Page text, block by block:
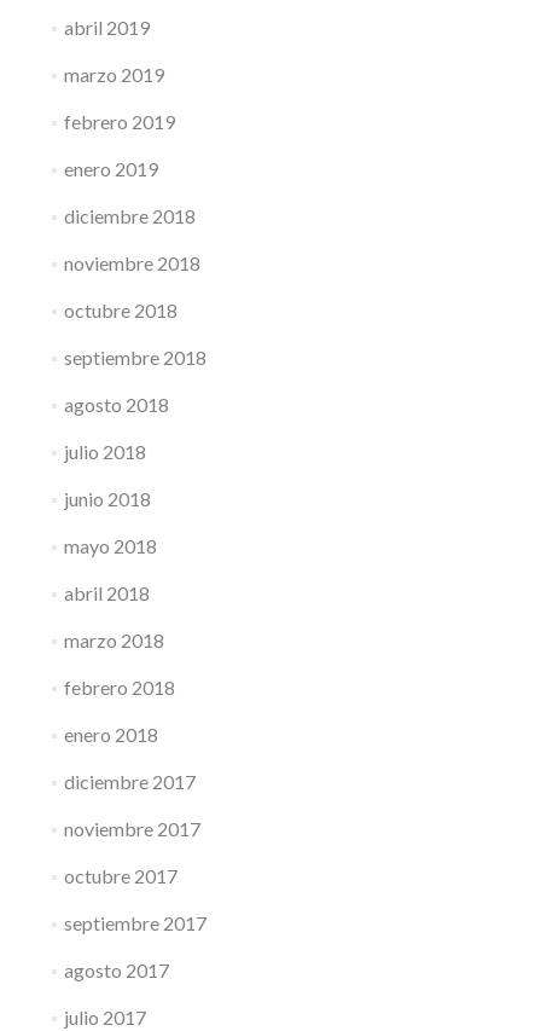
abril 2019
marzo 2019
febrero 2019
enero 2019
diciembre 2018
noviembre 2018
octubre 2018
septiembre 2018
agosto 2018
julio 2018
junio 2018
mayo 2018
abril 2018
marzo 2018
febrero 2018
enero 2018
diciembre 2017
noviembre 2017
octubre 2017
septiembre 2017
agosto 2017
julio 2017